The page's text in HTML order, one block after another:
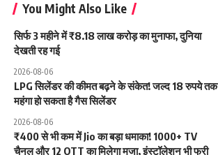
You Might Also Like
सिर्फ 3 महीने में ₹8.18 लाख करोड़ का मुनाफा, दुनिया
देखती रह गई
2026-08-06
LPG सिलेंडर की कीमत बढ़ने के संकेत! जल्द 18 रुपये तक
महंगा हो सकता है गैस सिलेंडर
2026-08-06
₹400 से भी कम में Jio का बड़ा धमाका! 1000+ TV
चैनल और 12 OTT का मिलेगा मजा, इंस्टॉलेशन भी फ्री